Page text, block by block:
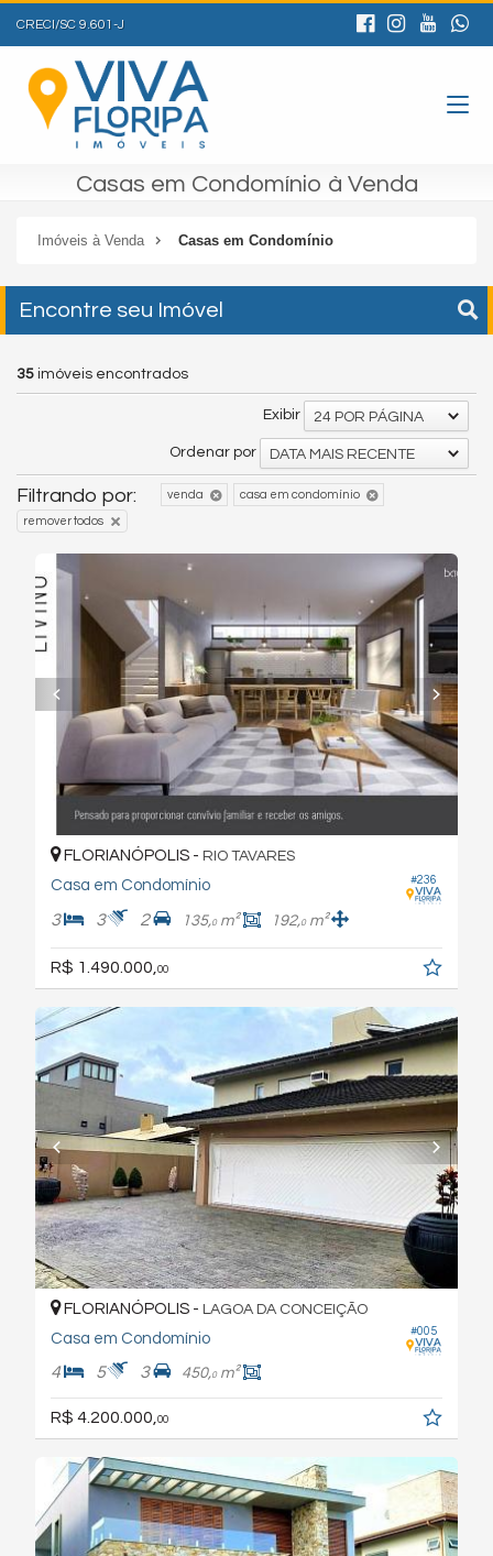
CRECI/SC 9.601-J
Casas em Condomínio à Venda
Imóveis à Venda Casas em Condomínio
Encontre seu Imóvel
35 imóveis encontrados
Exibir 24 POR PÁGINA
Ordenar por DATA MAIS RECENTE
Filtrando por: venda casa em condomínio
remover todos
#236
FLORIANÓPOLIS - RIO TAVARES
Casa em Condomínio
3 3 2 135,0m² 192,0m²
R$ 1.490.000, 00
#005
FLORIANÓPOLIS - LAGOA DA CONCEIÇÃO
Casa em Condomínio
4 5 3 450,0m²
R$ 4.200.000,00